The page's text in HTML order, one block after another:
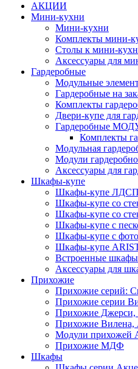
АКЦИИ
Мини-кухни
Мини-кухни
Комплекты мини-
Столы к мини-
Аксессуары для
Гардеробные
Модульные
Гардеробные на
Комплекты
Двери-купе для
Гардеробные
Комплекты
Модульная
Модули
Аксессуары для
Шкафы-купе
Шкафы-купе ЛДСП
Шкафы-купе со
Шкафы-купе со
Шкафы-купе с
Шкафы-купе с
Шкафы-купе
Встроенные
Аксессуары для
Прихожие
Прихожие серий:
Прихожие серии
Прихожие Джерси,
Прихожие Вилена,
Модули прихожей
Прихожие МДФ
Шкафы